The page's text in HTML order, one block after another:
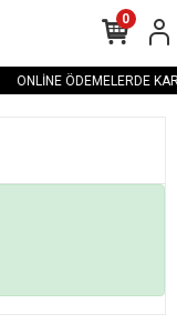
ONLİNE ÖDEMELERDE
0